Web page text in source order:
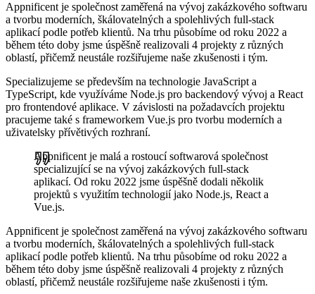
Appnificent je společnost zaměřená na vývoj zakázkového softwaru
a tvorbu moderních, škálovatelných a spolehlivých full-stack
aplikací podle potřeb klientů. Na trhu působíme od roku 2022 a
během této doby jsme úspěšně realizovali 4 projekty z různých
oblastí, přičemž neustále rozšiřujeme naše zkušenosti i tým.
Specializujeme se především na technologie JavaScript a
TypeScript, kde využíváme Node.js pro backendový vývoj a React
pro frontendové aplikace. V závislosti na požadavcích projektu
pracujeme také s frameworkem Vue.js pro tvorbu moderních a
uživatelsky přívětivých rozhraní.
Appnificent je malá a rostoucí softwarová společnost
specializující se na vývoj zakázkových full-stack
aplikací. Od roku 2022 jsme úspěšně dodali několik
projektů s využitím technologií jako Node.js, React a
Vue.js.
Appnificent je společnost zaměřená na vývoj zakázkového softwaru
a tvorbu moderních, škálovatelných a spolehlivých full-stack
aplikací podle potřeb klientů. Na trhu působíme od roku 2022 a
během této doby jsme úspěšně realizovali 4 projekty z různých
oblastí, přičemž neustále rozšiřujeme naše zkušenosti i tým.